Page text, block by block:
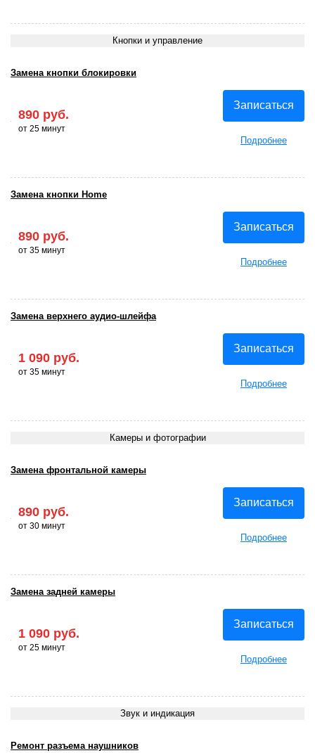
Кнопки и управление
890 руб.
от 25 минут
Записаться
Подробнее
Замена кнопки блокировки
890 руб.
от 35 минут
Записаться
Подробнее
Замена кнопки Home
1 090 руб.
от 35 минут
Записаться
Подробнее
Замена верхнего аудио-шлейфа
Камеры и фотографии
890 руб.
от 30 минут
Записаться
Подробнее
Замена фронтальной камеры
1 090 руб.
от 25 минут
Записаться
Подробнее
Замена задней камеры
Звук и индикация
Ремонт разъема наушников